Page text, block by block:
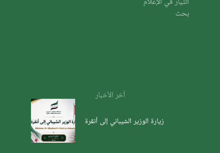
بحث
آخر الأخبار
زيارة الوزير الشيباني إلى أنقرة